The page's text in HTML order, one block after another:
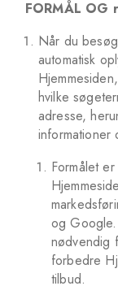
FORMÅL OG
Når du
automatisk
hvilke
adresse,
informationer
Formålet
og
nødvendig
forbedre
tilbud.